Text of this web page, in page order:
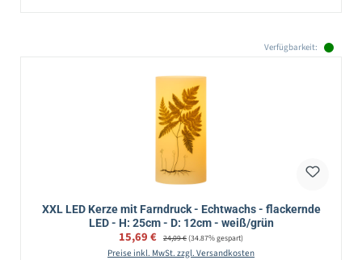
Verfügbarkeit:
XXL LED Kerze mit Farndruck - Echtwachs - flackernde
LED - H: 25cm - D: 12cm - weiß/grün
Verkaufspreis:
15,69 € Regulärer Preis:
24,09 €(34.87% gespart)
Preise inkl. MwSt. zzgl. Versandkosten